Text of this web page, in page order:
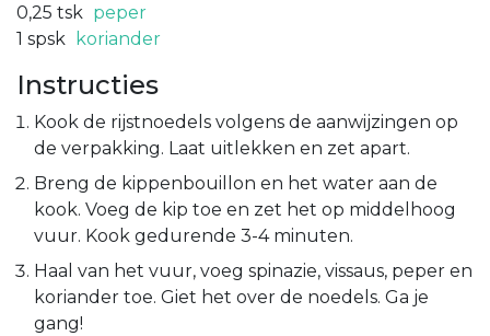
0,25 tsk peper
1 spsk koriander
Instructies
Kook de rijstnoedels volgens de aanwijzingen op
de verpakking. Laat uitlekken en zet apart.
Breng de kippenbouillon en het water aan de
kook. Voeg de kip toe en zet het op middelhoog
vuur. Kook gedurende 3-4 minuten.
Haal van het vuur, voeg spinazie, vissaus, peper en
koriander toe. Giet het over de noedels. Ga je
gang!